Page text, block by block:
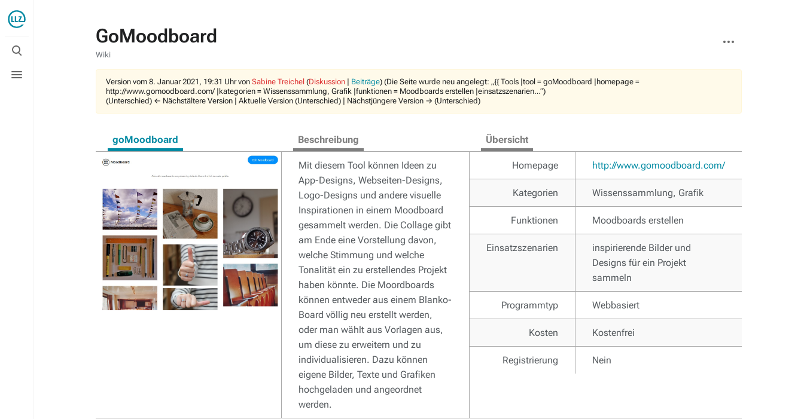
Suche
umschalten
umschalten
GoMoodboard
Wiki
Aktionen
Version vom 8. Januar 2021, 19:31 Uhr von Sabine Treichel (Diskussion | Beiträge) (Die Seite wurde neu angelegt: „{{ Tools |tool = goMoodboard |homepage =
http://www.gomoodboard.com/ |kategorien = Wissenssammlung, Grafik |funktionen = Moodboards erstellen |einsatzszenarien…“)
(Unterschied) ← Nächstältere Version | Aktuelle Version (Unterschied) | Nächstjüngere Version → (Unterschied)
goMoodboard Beschreibung Übersicht
Mit diesem Tool können Ideen zu
App-Designs, Webseiten-Designs,
Logo-Designs und andere visuelle
Inspirationen in einem Moodboard
gesammelt werden. Die Collage gibt
am Ende eine Vorstellung davon,
welche Stimmung und welche
Tonalität ein zu erstellendes Projekt
haben könnte. Die Moordboards
können entweder aus einem Blanko-
Board völlig neu erstellt werden,
oder man wählt aus Vorlagen aus,
um diese zu erweitern und zu
individualisieren. Dazu können
eigene Bilder, Texte und Grafiken
hochgeladen und angeordnet
werden.
Homepage http://www.gomoodboard.com/
Kategorien Wissenssammlung, Grafik
Funktionen Moodboards erstellen
Einsatzszenarien
inspirierende Bilder und
Designs für ein Projekt
sammeln
Programmtyp Webbasiert
Kosten Kostenfrei
Registrierung Nein